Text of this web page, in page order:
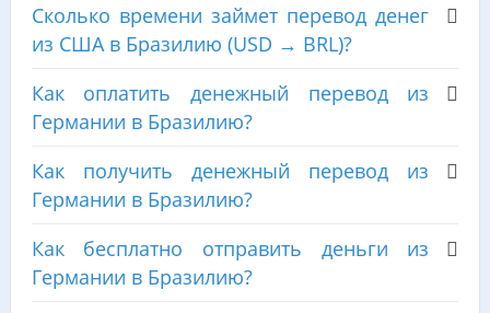
Сколько времени займет перевод денег
из США в Бразилию (USD → BRL)?
Как оплатить денежный перевод из
Германии в Бразилию?
Как получить денежный перевод из
Германии в Бразилию?
Как бесплатно отправить деньги из
Германии в Бразилию?